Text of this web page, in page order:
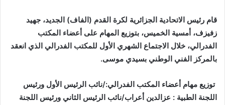
قام رئيس الاتحادية الجزائرية لكرة القدم (الفاف) الجديد، جهيد
زفيزف، أمسية الخميس، بتوزيع المهام على أعضاء المكتب
الفدرالي، خلال الاجتماع الشهري الأول للمكتب الفدرالي الذي انعقد
بالمركز الفني الوطني بسيدي موسى.
توزيع مهام أعضاء المكتب الفدرالي:/نائب الرئيس الأول ورئيس
اللجنة الطبية : عزالدين أعراب/نائب الرئيس الثاني ورئيس اللجنة